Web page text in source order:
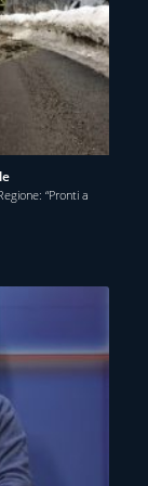
“Pronti a